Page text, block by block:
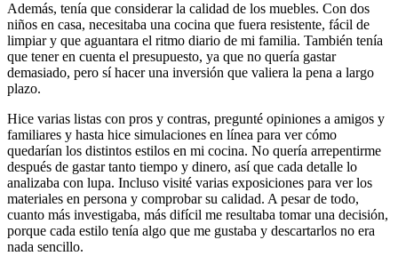
Además, tenía que considerar la calidad de los muebles. Con dos
niños en casa, necesitaba una cocina que fuera resistente, fácil de
limpiar y que aguantara el ritmo diario de mi familia. También tenía
que tener en cuenta el presupuesto, ya que no quería gastar
demasiado, pero sí hacer una inversión que valiera la pena a largo
plazo.
Hice varias listas con pros y contras, pregunté opiniones a amigos y
familiares y hasta hice simulaciones en línea para ver cómo
quedarían los distintos estilos en mi cocina. No quería arrepentirme
después de gastar tanto tiempo y dinero, así que cada detalle lo
analizaba con lupa. Incluso visité varias exposiciones para ver los
materiales en persona y comprobar su calidad. A pesar de todo,
cuanto más investigaba, más difícil me resultaba tomar una decisión,
porque cada estilo tenía algo que me gustaba y descartarlos no era
nada sencillo.